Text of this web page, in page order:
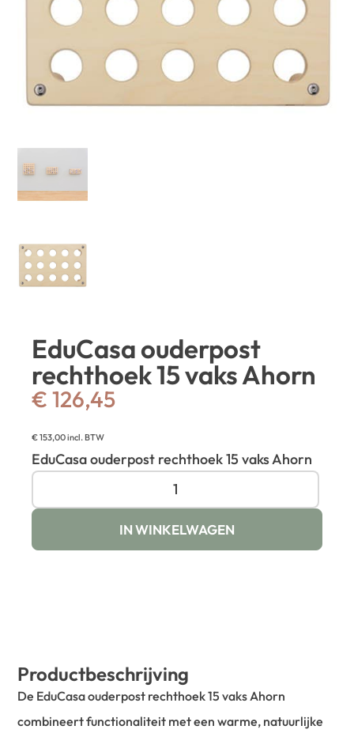
EduCasa ouderpost
rechthoek 15 vaks Ahorn
€ 126,45
€153,00incl. BTW
EduCasa ouderpost rechthoek 15 vaks Ahorn
IN WINKELWAGEN
Productbeschrijving
De EduCasa ouderpost rechthoek 15 vaks Ahorn
combineert functionaliteit met een warme, natuurlijke